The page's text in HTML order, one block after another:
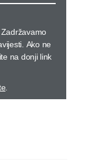
Ako ne
na donji link